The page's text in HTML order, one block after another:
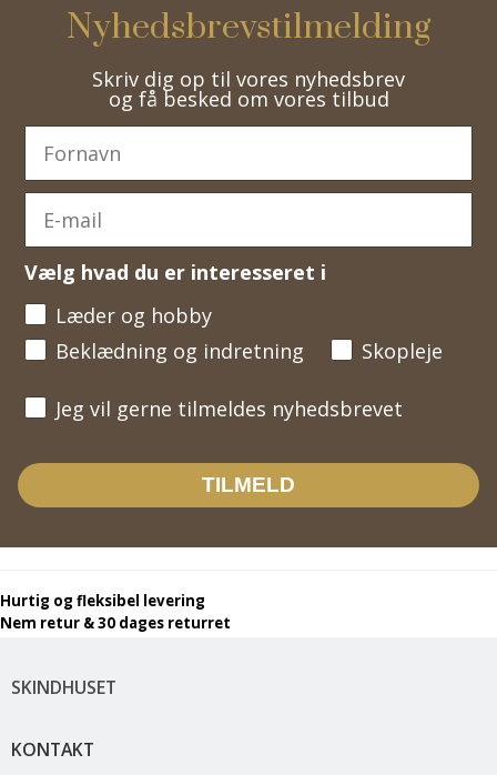
SKINDHUSET
KONTAKT
Nyhedsbrevstilmelding
Skriv dig op til vores nyhedsbrev
og få besked om vores tilbud
Vælg hvad du er interesseret i
Læder og hobby
Beklædning og indretning
Skopleje
Jeg vil gerne tilmeldes nyhedsbrevet
Jeg vil gerne tilmeldes nyhedsbrevet
TILMELD
Hurtig og fleksibel levering
Nem retur & 30 dages returret